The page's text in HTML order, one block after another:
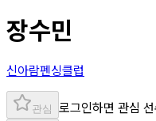
장수민
신아람펜싱클럽
관심 로그인하면 관심